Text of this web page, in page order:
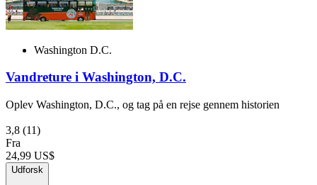
Washington D.C.
Vandreture i Washington, D.C.
Oplev Washington, D.C., og tag på en rejse gennem historien
3,8 (11)
Fra
24,99 US$
Udforsk